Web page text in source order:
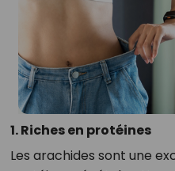
1. Riches en protéines
Les arachides sont une